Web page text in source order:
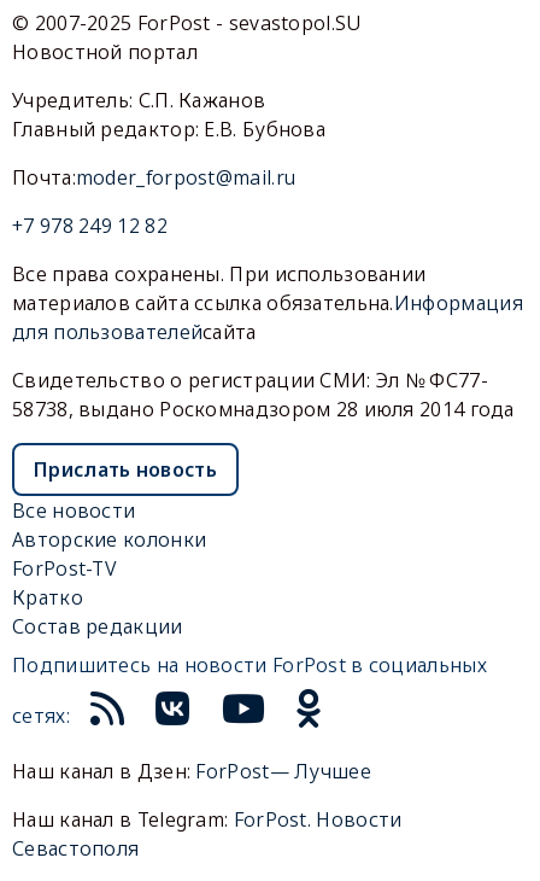
© 2007-2025 ForPost - sevastopol.SU
Новостной портал
Учредитель: С.П. Кажанов
Главный редактор: Е.В. Бубнова
Почта:moder_forpost@mail.ru
+7 978 249 12 82
Все права сохранены. При использовании
материалов сайта ссылка обязательна.Информация
для пользователейсайта
Свидетельство о регистрации СМИ: Эл № ФС77-
58738, выдано Роскомнадзором 28 июля 2014 года
Прислать новость
Все новости
Авторские колонки
ForPost-TV
Кратко
Состав редакции
Подпишитесь на новости ForPost в социальных
сетях:
Наш канал в Дзен: ForPost— Лучшее
Наш канал в Telegram: ForPost. Новости
Севастополя